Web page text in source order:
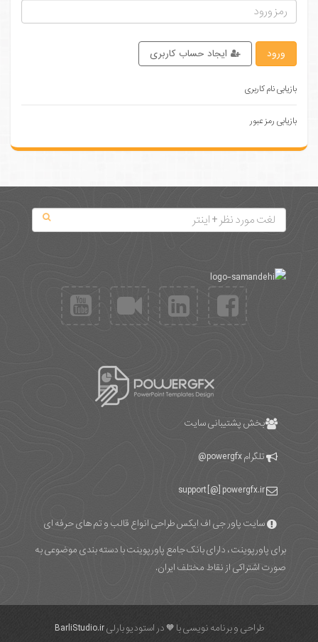
ورود ایجاد حساب کاربری
بازیابی نام کاربری
بازیابی رمز عبور
بخش پشتیبانی سایت
تلگرامpowergfx@
سایت پاور جی اف ایکس طراحی انواع قالب و تم های حرفه ای
برای پاورپوینت ، دارای بانک جامع پاورپوینت با دسته بندی موضوعی به
صورت اشتراکی از نقاط مختلف ایران.
طراحی و برنامه نویسی با 🧡 در استودیو بارلیBarliStudio.ir